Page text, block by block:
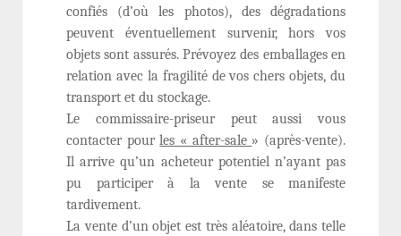
confiés (d’où les photos), des dégradations
peuvent éventuellement survenir, hors vos
objets sont assurés. Prévoyez des emballages en
relation avec la fragilité de vos chers objets, du
transport et du stockage.
Le commissaire-priseur peut aussi vous
contacter pourles « after-sale » (après-vente).
Il arrive qu’un acheteur potentiel n’ayant pas
pu participer à la vente se manifeste
tardivement.
La vente d’un objet est très aléatoire, dans telle